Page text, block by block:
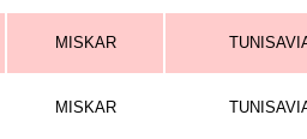
MISKAR
MISKAR